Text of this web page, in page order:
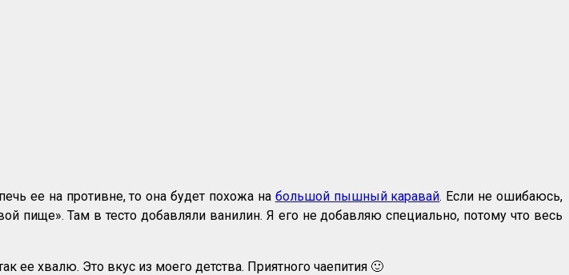
ее на противне, то она будет похожа на большой пышный каравай. Если не ошибаюсь,
пище». Там в тесто добавляли ванилин. Я его не добавляю специально, потому что весь
ее хвалю. Это вкус из моего детства. Приятного чаепития 🙂